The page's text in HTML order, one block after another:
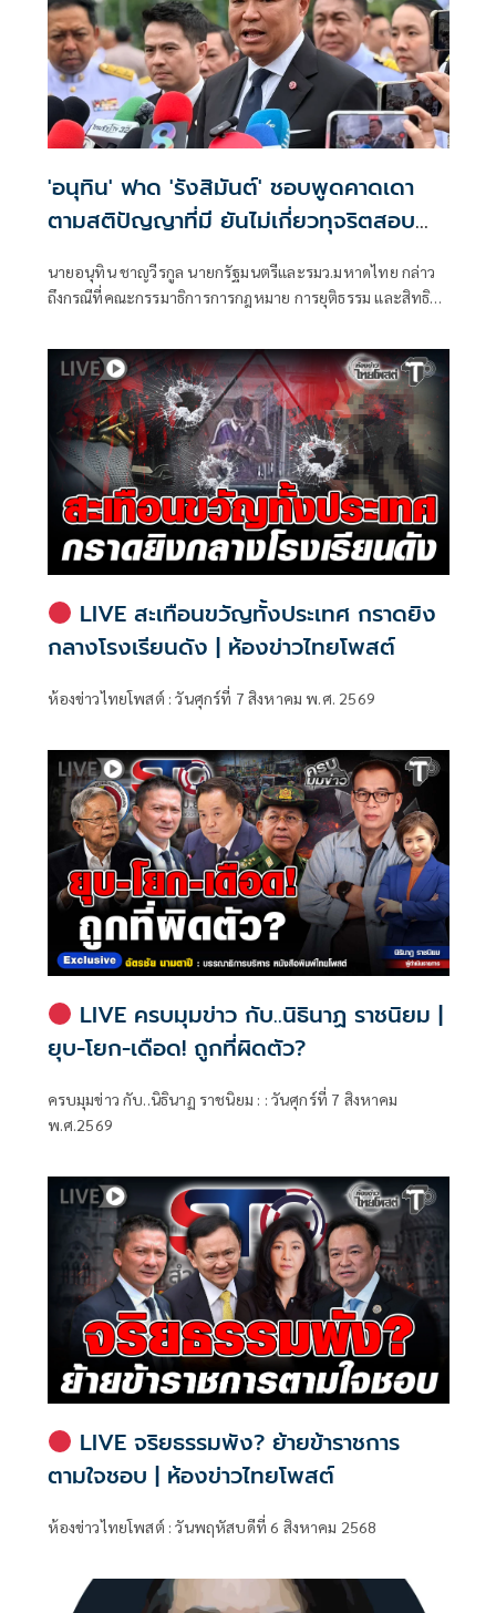
'อนุทิน' ฟาด 'รังสิมันต์' ชอบพูดคาดเดา
ตามสติปัญญาที่มี ยันไม่เกี่ยวทุจริตสอบ
นายอนุทิน ชาญวีรกูล นายกรัฐมนตรีและรมว.มหาดไทย กล่าว
ถึงกรณีที่คณะกรรมาธิการการกฎหมาย การยุติธรรม และสิทธิ
กรรมาธิการ มีการอ้างชื่อนายกรัฐมนตรี เข้าไปเกี่ยวข้องกับการ
ทุจริตสอบท้องถิ่น
LIVE สะเทือนขวัญทั้งประเทศ กราดยิง
กลางโรงเรียนดัง | ห้องข่าวไทยโพสต์
ห้องข่าวไทยโพสต์ : วันศุกร์ที่ 7 สิงหาคม พ.ศ. 2569
LIVE ครบมุมข่าว กับ..นิธินาฏ ราชนิยม |
ยุบ-โยก-เดือด! ถูกที่ผิดตัว?
ครบมุมข่าว กับ..นิธินาฏ ราชนิยม : : วันศุกร์ที่ 7 สิงหาคม
พ.ศ.2569
LIVE จริยธรรมพัง? ย้ายข้าราชการ
ตามใจชอบ | ห้องข่าวไทยโพสต์
ห้องข่าวไทยโพสต์ : วันพฤหัสบดีที่ 6 สิงหาคม 2568